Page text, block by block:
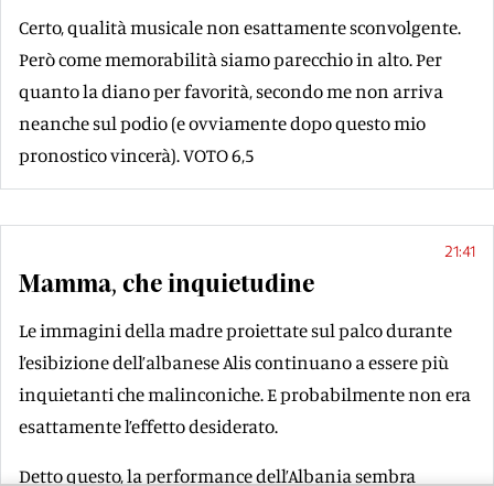
Certo, qualità musicale non esattamente sconvolgente.
Però come memorabilità siamo parecchio in alto. Per
quanto la diano per favorità, secondo me non arriva
neanche sul podio (e ovviamente dopo questo mio
pronostico vincerà). VOTO 6,5
21:41
Mamma, che inquietudine
Le immagini della madre proiettate sul palco durante
l’esibizione dell’albanese Alis continuano a essere più
inquietanti che malinconiche. E probabilmente non era
esattamente l’effetto desiderato.
Detto questo, la performance dell’Albania sembra